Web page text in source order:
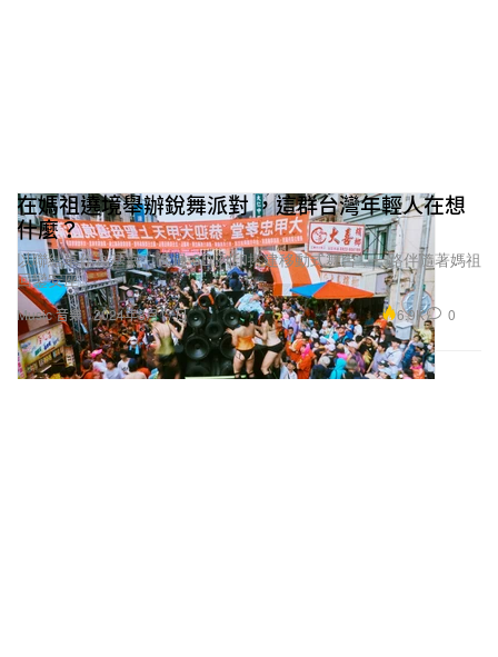
Music 音樂
在媽祖遶境舉辦銳舞派對 ，這群台灣年輕人在想
什麼？
以聯結車作為基底、透過 3D 列印搭建移動式舞台，一路伴隨著媽祖
回鑾安座。
2024年8月17日 6.9K 0